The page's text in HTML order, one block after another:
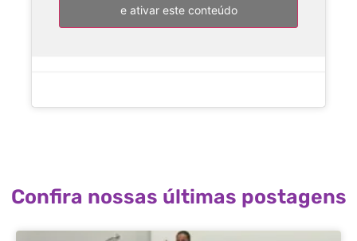
e ativar este conteúdo
Confira nossas últimas postagens